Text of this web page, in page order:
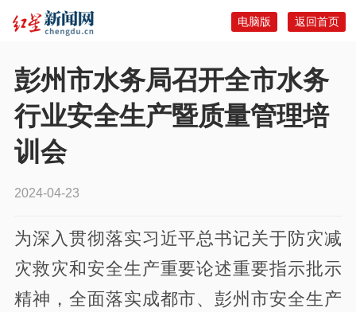
返回首页
电脑版
彭州市水务局召开全市水务
行业安全生产暨质量管理培
训会
2024-04-23
为深入贯彻落实习近平总书记关于防灾减
灾救灾和安全生产重要论述重要指示批示
精神，全面落实成都市、彭州市安全生产